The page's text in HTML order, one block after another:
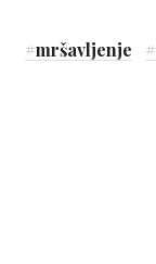
#mršavljenje #